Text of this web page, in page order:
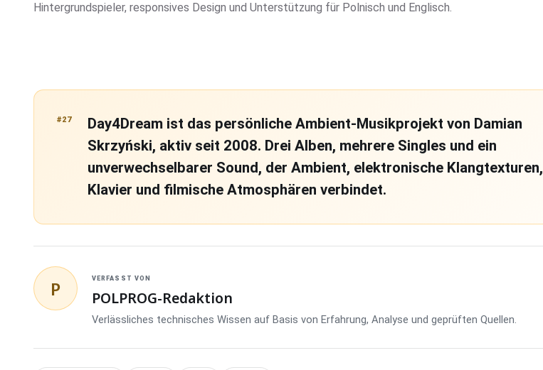
Hintergrundspieler, responsives Design und Unterstützung für Polnisch und Englisch.
#27
Day4Dream ist das persönliche Ambient-Musikprojekt von Damian
Skrzyński, aktiv seit 2008. Drei Alben, mehrere Singles und ein
unverwechselbarer Sound, der Ambient, elektronische Klangtexturen,
Klavier und filmische Atmosphären verbindet.
P VERFASST VON
POLPROG-Redaktion
Verlässliches technisches Wissen auf Basis von Erfahrung, Analyse und geprüften Quellen.